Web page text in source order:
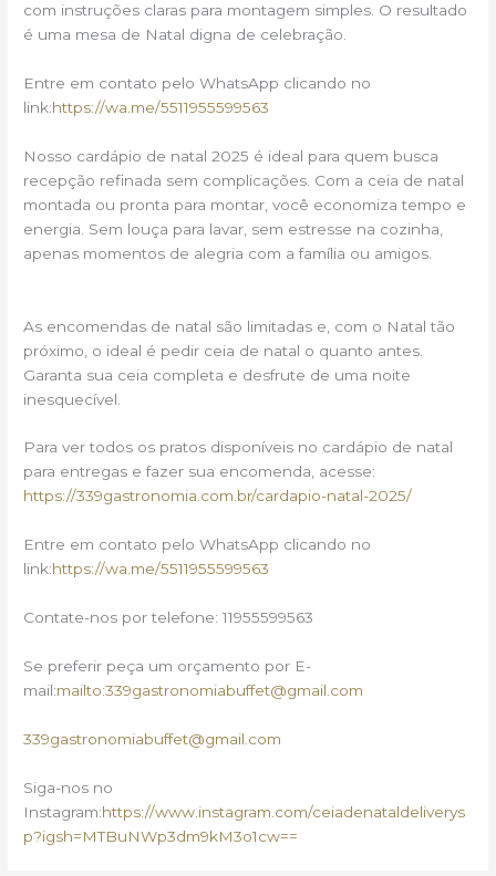
com instruções claras para montagem simples. O resultado
é uma mesa de Natal digna de celebração.
Entre em contato pelo WhatsApp clicando no
link:https://wa.me/5511955599563
Nosso cardápio de natal 2025 é ideal para quem busca
recepção refinada sem complicações. Com a ceia de natal
montada ou pronta para montar, você economiza tempo e
energia. Sem louça para lavar, sem estresse na cozinha,
apenas momentos de alegria com a família ou amigos.
As encomendas de natal são limitadas e, com o Natal tão
próximo, o ideal é pedir ceia de natal o quanto antes.
Garanta sua ceia completa e desfrute de uma noite
inesquecível.
Para ver todos os pratos disponíveis no cardápio de natal
para entregas e fazer sua encomenda, acesse:
https://339gastronomia.com.br/cardapio-natal-2025/
Entre em contato pelo WhatsApp clicando no
link:https://wa.me/5511955599563
Contate-nos por telefone: 11955599563
Se preferir peça um orçamento por E-
mail:mailto:339gastronomiabuffet@gmail.com
339gastronomiabuffet@gmail.com
Siga-nos no
Instagram:https://www.instagram.com/ceiadenataldeliverys
p?igsh=MTBuNWp3dm9kM3o1cw==